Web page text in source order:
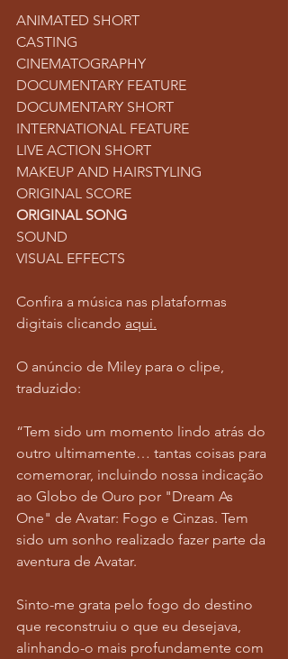
ANIMATED SHORT
CASTING
CINEMATOGRAPHY
DOCUMENTARY FEATURE
DOCUMENTARY SHORT
INTERNATIONAL FEATURE
LIVE ACTION SHORT
MAKEUP AND HAIRSTYLING
ORIGINAL SCORE
ORIGINAL SONG
SOUND
VISUAL EFFECTS
Confira a música nas plataformas
digitais clicando aqui.
O anúncio de Miley para o clipe,
traduzido:
“Tem sido um momento lindo atrás do
outro ultimamente… tantas coisas para
comemorar, incluindo nossa indicação
ao Globo de Ouro por "Dream As
One" de Avatar: Fogo e Cinzas. Tem
sido um sonho realizado fazer parte da
aventura de Avatar.
Sinto-me grata pelo fogo do destino
que reconstruiu o que eu desejava,
alinhando-o mais profundamente com